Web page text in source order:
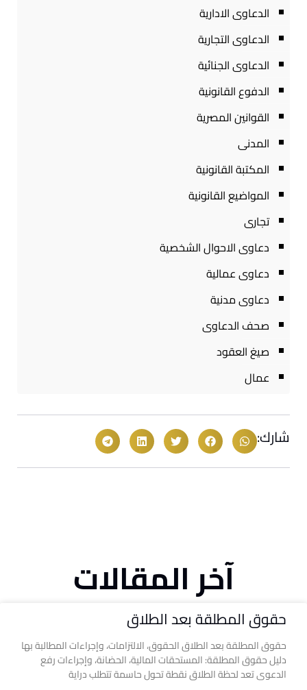
الدعاوى الادارية
الدعاوى التجارية
الدعاوى الجنائية
الدفوع القانونية
القوانين المصرية
المدنى
المكتبة القانونية
المواضيع القانونية
تجارى
دعاوى الاحوال الشخصية
دعاوى عمالية
دعاوى مدنية
صحف الدعاوى
صيغ العقود
عمال
شارك:
آخر المقالات
حقوق المطلقة بعد الطلاق
حقوق المطلقة بعد الطلاق الحقوق، الالتزامات، وإجراءات المطالبة بها
دليل حقوق المطلقة: المستحقات المالية، الحضانة، وإجراءات رفع
الدعوى تعد لحظة الطلاق نقطة تحول حاسمة تتطلب دراية